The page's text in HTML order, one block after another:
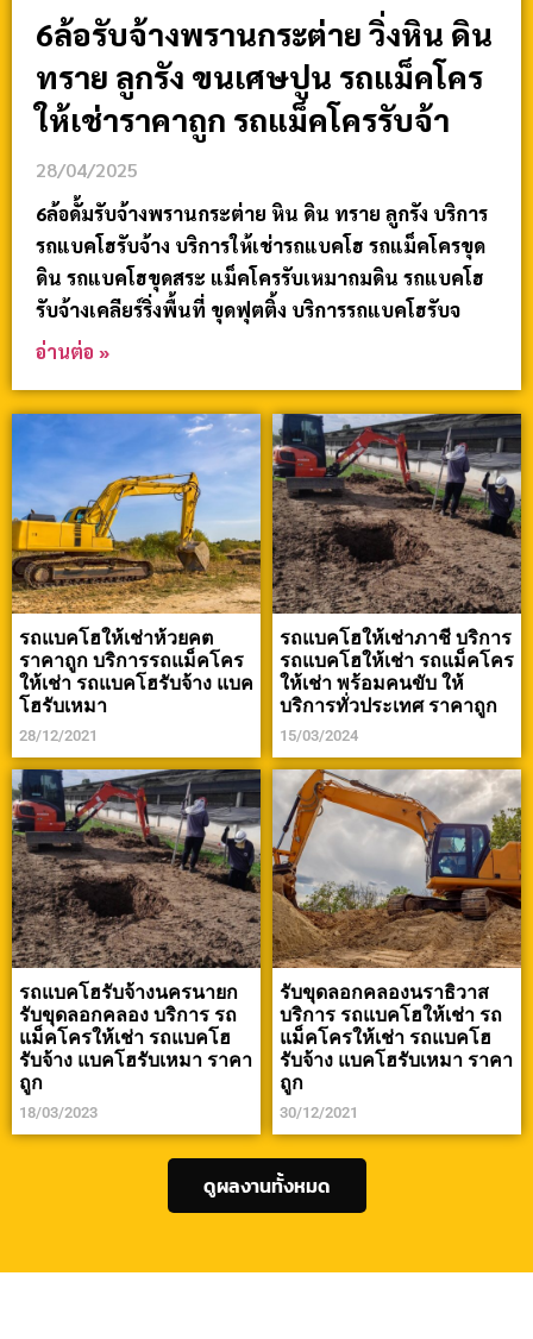
6ล้อรับจ้างพรานกระต่าย วิ่งหิน ดิน
ทราย ลูกรัง ขนเศษปูน รถแม็คโคร
ให้เช่าราคาถูก รถแม็คโครรับจ้า
28/04/2025
6ล้อดั้มรับจ้างพรานกระต่าย หิน ดิน ทราย ลูกรัง บริการ
รถแบคโฮรับจ้าง บริการให้เช่ารถแบคโฮ รถแม็คโครขุด
ดิน รถแบคโฮขุดสระ แม็คโครรับเหมาถมดิน รถแบคโฮ
รับจ้างเคลียร์ริ่งพื้นที่ ขุดฟุตติ้ง บริการรถแบคโฮรับจ
อ่านต่อ »
รถแบคโฮให้เช่าห้วยคต
ราคาถูก บริการรถแม็คโคร
ให้เช่า รถแบคโฮรับจ้าง แบค
โฮรับเหมา
28/12/2021
รถแบคโฮให้เช่าภาชี บริการ
รถแบคโฮให้เช่า รถแม็คโคร
ให้เช่า พร้อมคนขับ ให้
บริการทั่วประเทศ ราคาถูก
15/03/2024
รถแบคโฮรับจ้างนครนายก
รับขุดลอกคลอง บริการ รถ
แม็คโครให้เช่า รถแบคโฮ
รับจ้าง แบคโฮรับเหมา ราคา
ถูก
18/03/2023
รับขุดลอกคลองนราธิวาส
บริการ รถแบคโฮให้เช่า รถ
แม็คโครให้เช่า รถแบคโฮ
รับจ้าง แบคโฮรับเหมา ราคา
ถูก
30/12/2021
ดูผลงานทั้งหมด